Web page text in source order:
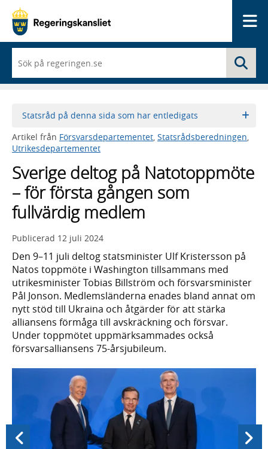
du
börjar
skriva
framträder
lista
med
sökförslag
Statsråd på denna sida som har entledigats
Artikel från Försvarsdepartementet Statsrådsberedningen
Utrikesdepartementet
Sverige deltog på Natotoppmöte
– för första gången som
fullvärdig medlem
Publicerad 12 juli 2024
Den 9–11 juli deltog statsminister Ulf Kristersson på
Natos toppmöte i Washington tillsammans med
utrikesminister Tobias Billström och försvarsminister
Pål Jonson. Medlemsländerna enades bland annat om
nytt stöd till Ukraina och åtgärder för att stärka
alliansens förmåga till avskräckning och försvar.
Under toppmötet uppmärksammades också
försvarsalliansens 75-årsjubileum.